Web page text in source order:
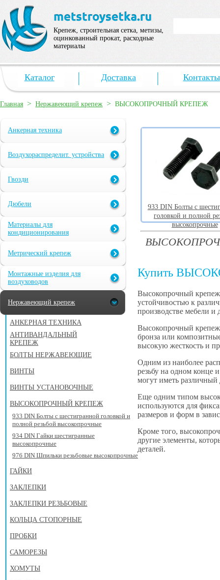
Крепеж, строительная сетка, метизы,
оцинкованный прокат, расходные
материалы
Каталог Доставка Контакты
Главная > Нержавеющий крепеж > ВЫСОКОПРОЧНЫЙ КРЕПЕЖ
Анкерная техника
Воздухораспределит. устройства
Гвозди
Дюбели
Материалы для
кондиционирования
Метрический крепеж
Монтажные изделия для
воздуховодов
Нержавеющий крепеж
АНКЕРНАЯ ТЕХНИКА
АНТИВАНДАЛЬНЫЙ
КРЕПЕЖ
БОЛТЫ НЕРЖАВЕЮЩИЕ
ВИНТЫ
ВИНТЫ УСТАНОВОЧНЫЕ
ВЫСОКОПРОЧНЫЙ КРЕПЕЖ
933 DIN Болты с шестигранной головкой и
полной резьбой высокопрочные
934 DIN Гайки шестигранные
высокопрочные
976 DIN Шпильки резьбовые высокопрочные
ГАЙКИ
ЗАКЛЕПКИ
ЗАКЛЕПКИ РЕЗЬБОВЫЕ
КОЛЬЦА СТОПОРНЫЕ
ПРОБКИ
САМОРЕЗЫ
ХОМУТЫ
933 DIN Болты с
головкой и полной
высокопрочные
Купить
Высокопрочный крепеж
устойчивостью к
производстве мебели и
Высокопрочный крепеж
бронза или
высокую жесткость и
Одним из наиболее
резьбу на одном конце
могут иметь различный
Еще одним типом
используются для
размеров и форм в
Кроме того,
другие элементы,
деталей.